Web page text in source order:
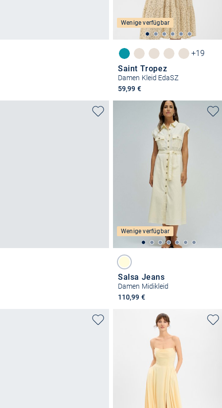
Wenige verfügbar
+19
Saint Tropez
Damen Kleid EdaSZ
59,99 €
Wenige verfügbar
Salsa Jeans
Damen Midikleid
110,99 €